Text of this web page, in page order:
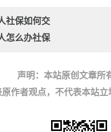
社保如何交
怎么办社保
声明：本站原创文章所
原作者观点，不代表本站